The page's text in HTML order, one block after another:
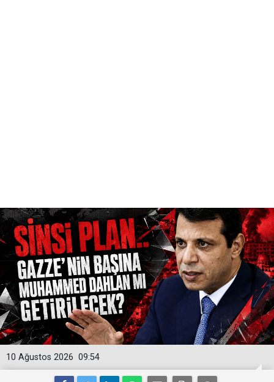
09:54
10 Ağustos 2026